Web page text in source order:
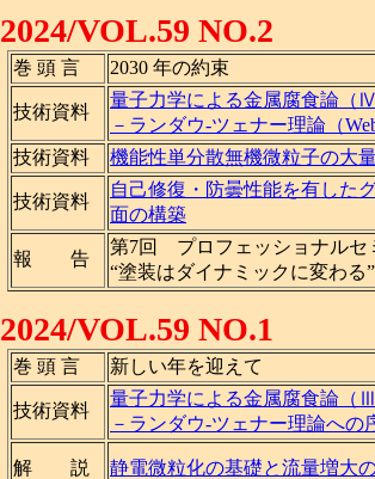
2024/VOL.59 NO.2
巻 頭 言 2030 年の約束
技術資料
量子力学による金属腐食論（
－ランダウ-ツェナー理論（
技術資料
機能性単分散無機微粒子の大
技術資料
自己修復・防曇性能を有した
面の構築
報 告
第7回 プロフェッショナルセ
“塗装はダイナミックに変わる
2024/VOL.59 NO.1
巻 頭 言 新しい年を迎えて
技術資料
量子力学による金属腐食論（
－ランダウ-ツェナー理論への
解 説 静電微粒化の基礎と流量増大